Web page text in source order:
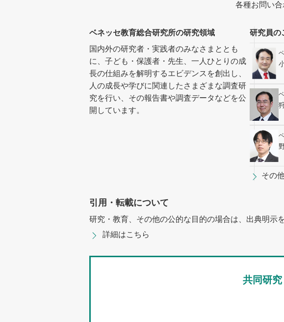
各種お問い合
ベネッセ教育総合研究所の研究領域
国内外の研究者・実践者のみなさまととも
に、子ども・保護者・先生、一人ひとりの成
長の仕組みを解明するエビデンスを創出し、
人の成長や学びに関連したさまざまな調査研
究を行い、その報告書や調査データなどを公
開しています。
研究員の
その
引用・転載について
研究・教育、その他の公的な目的の場合は、出典明示
詳細はこちら
共同研